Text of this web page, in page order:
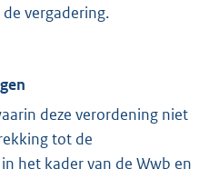
vergadering.
deze verordening niet
tot de
het kader van de Wwb en